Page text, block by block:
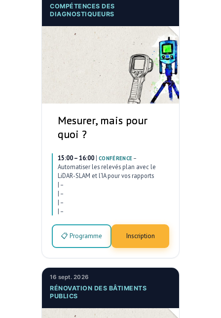
COMPÉTENCES DES
DIAGNOSTIQUEURS
Mesurer, mais pour
quoi ?
15:00 – 16:00 | CONFÉRENCE –
Automatiser les relevés plan avec le
LiDAR-SLAM et l’IA pour vos rapports
| –
| –
| –
| –
📋 Programme Inscription
16 sept. 2026
RÉNOVATION DES BÂTIMENTS
PUBLICS